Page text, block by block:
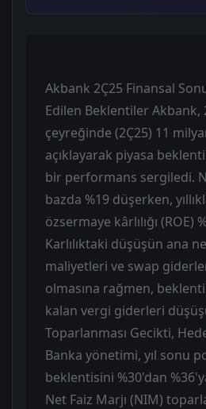
Akbank 2Ç25 Finansal
Edilen Beklentiler Akbank,
çeyreğinde (2Ç25) 11
açıklayarak piyasa
bir performans sergiledi.
bazda %19 düşerken,
özsermaye kârlılığı (ROE)
Karlılıktaki düşüşün ana
maliyetleri ve swap
olmasına rağmen,
kalan vergi giderleri
Toparlanması Gecikti,
Banka yönetimi, yıl sonu
beklentisini %30'dan
Net Faiz Marjı (NIM)